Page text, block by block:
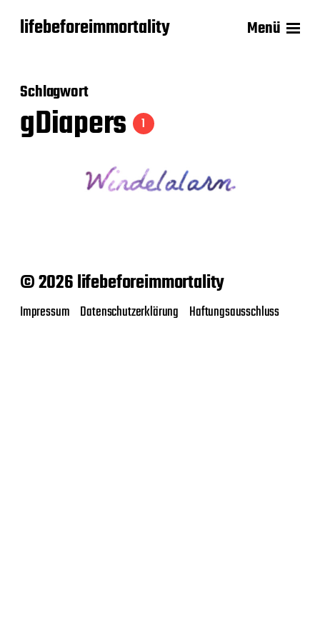
lifebeforeimmortality Menü
Schlagwort
gDiapers 1
© 2026 lifebeforeimmortality
Impressum Datenschutzerklärung Haftungsausschluss